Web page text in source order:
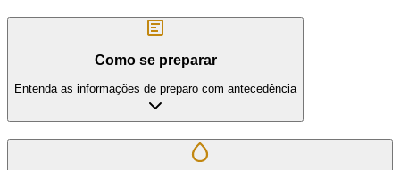
Como se preparar
Entenda as informações de preparo com antecedência